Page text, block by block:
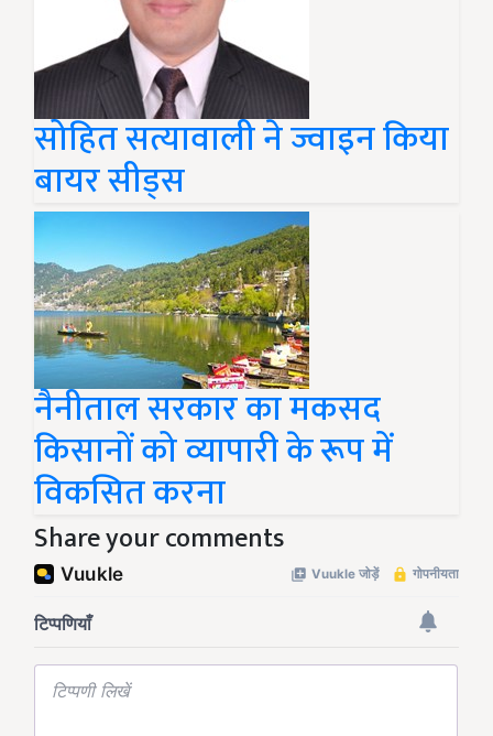
सोहित सत्यावाली ने ज्वाइन किया
बायर सीड्स
नैनीताल सरकार का मकसद
किसानों को व्यापारी के रूप में
विकसित करना
Share your comments